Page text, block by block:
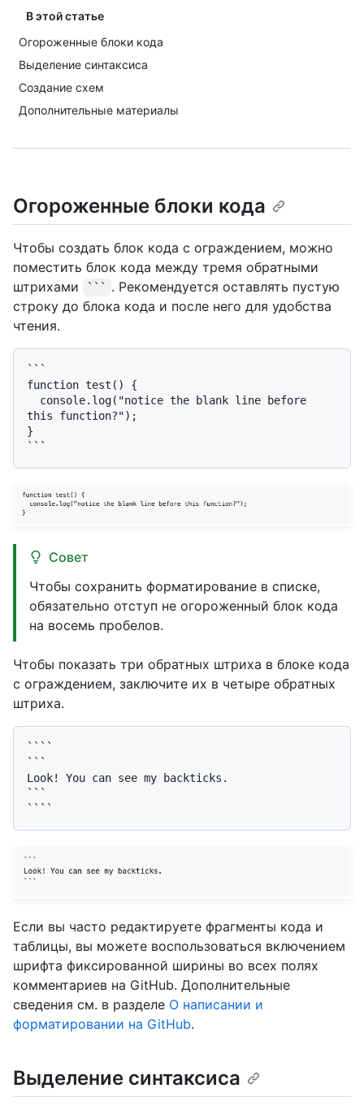
В этой статье
Огороженные блоки кода
Выделение синтаксиса
Создание схем
Дополнительные материалы
Огороженные блоки кода
Чтобы создать блок кода с ограждением, можно
поместить блок кода между тремя обратными
штрихами
```
. Рекомендуется оставлять пустую
строку до блока кода и после него для удобства
чтения.
```
function test() {
this function?");
}
Совет
Чтобы сохранить форматирование в списке,
обязательно отступ не огороженный блок кода
на восемь пробелов.
Чтобы показать три обратных штриха в блоке кода
с ограждением, заключите их в четыре обратных
штриха.
````
```
Look! You can see my backticks.
```
Если вы часто редактируете фрагменты кода и
таблицы, вы можете воспользоваться включением
шрифта фиксированной ширины во всех полях
комментариев на GitHub. Дополнительные
сведения см. в разделе О написании и
форматировании на GitHub.
Выделение синтаксиса